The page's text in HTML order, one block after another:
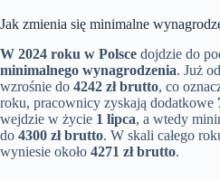
Jak zmienia się minimalne
W 2024 roku w Polsce dojdzie do
minimalnego wynagrodzenia. Już od
wzrośnie do 4242 zł brutto, co
roku, pracownicy zyskają dodatkowe
wejdzie w życie 1 lipca, a wtedy
do 4300 zł brutto. W skali całego
wyniesie około 4271 zł brutto.